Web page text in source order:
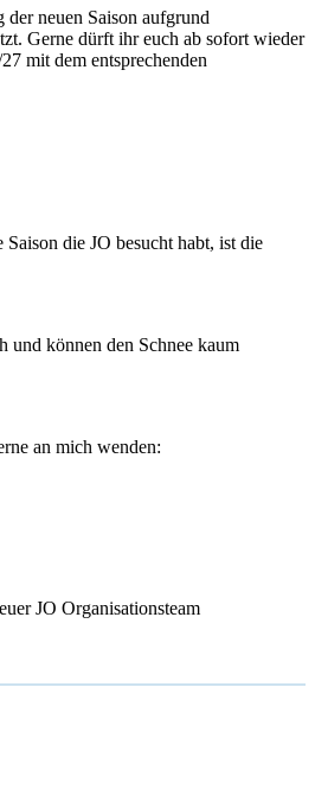
neuen Saison aufgrund
Gerne dürft ihr euch ab sofort wieder
mit dem entsprechenden
die JO besucht habt, ist die
und können den Schnee kaum
an mich wenden:
JO Organisationsteam